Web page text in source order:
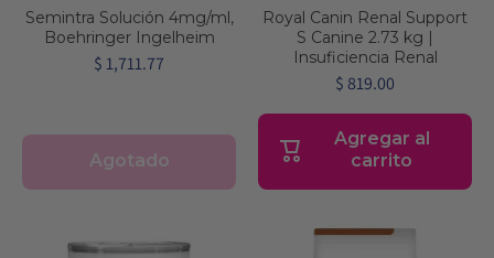
Semintra Solución 4mg/ml,
Boehringer Ingelheim
$ 1,711.77
Agotado
Royal Canin Renal Support
S Canine 2.73 kg |
Insuficiencia Renal
$ 819.00
Agregar al
carrito